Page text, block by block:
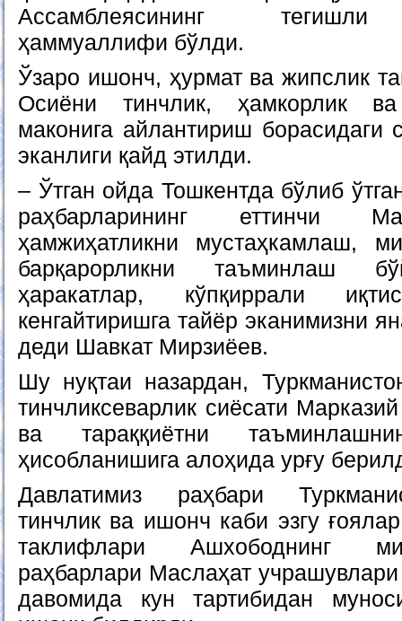
Ассамблеясининг тегишли
ҳаммуаллифи бўлди.
Ўзаро ишонч, ҳурмат ва жипслик
Осиёни тинчлик, ҳамкорлик
маконига айлантириш борасидаги
эканлиги қайд этилди.
– Ўтган ойда Тошкентда бўлиб
раҳбарларининг еттинчи
ҳамжиҳатликни мустаҳкамлаш,
барқарорликни таъминлаш
ҳаракатлар, кўпқиррали
кенгайтиришга тайёр эканимизни
деди Шавкат Мирзиёев.
Шу нуқтаи назардан,
тинчликсеварлик сиёсати
ва тараққиётни
ҳисобланишига алоҳида урғу
Давлатимиз раҳбари
тинчлик ва ишонч каби эзгу
таклифлари Ашхободнинг
раҳбарлари Маслаҳат
давомида кун тартибидан